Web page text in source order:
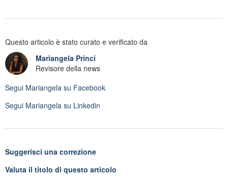
Questo articolo è stato curato e verificato da
Mariangela Princi
Revisore della news
Segui Mariangela su Facebook
Segui Mariangela su Linkedin
Suggerisci una correzione
Valuta il titolo di questo articolo